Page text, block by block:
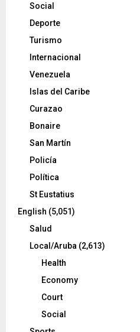
Social
Deporte
Turismo
Internacional
Venezuela
Islas del Caribe
Curazao
Bonaire
San Martín
Policía
Política
St Eustatius
English (5,051)
Salud
Local/Aruba (2,613)
Health
Economy
Court
Social